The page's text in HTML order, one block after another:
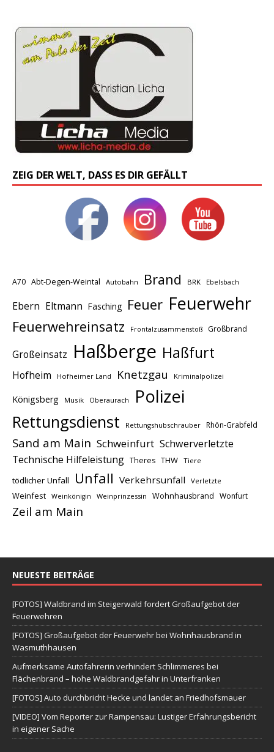
ZEIG DER WELT, DASS ES DIR GEFÄLLT
A70 Abt-Degen-Weintal Autobahn Brand BRK Ebelsbach
Ebern Eltmann Fasching Feuer Feuerwehr
Feuerwehreinsatz Frontalzusammenstoß Großbrand
Großeinsatz Haßberge Haßfurt
Hofheim Hofheimer Land Knetzgau Kriminalpolizei
Königsberg Musik Oberaurach Polizei
Rettungsdienst Rettungshubschrauber Rhön-Grabfeld
Sand am Main Schweinfurt Schwerverletzte
Technische Hilfeleistung Theres THW Tiere
tödlicher Unfall Unfall Verkehrsunfall Verletzte
Weinfest Weinkönigin Weinprinzessin Wohnhausbrand Wonfurt
Zeil am Main
NEUESTE BEITRÄGE
[FOTOS] Waldbrand im Steigerwald fordert Großaufgebot der
Feuerwehren
[FOTOS] Großaufgebot der Feuerwehr bei Wohnhausbrand in
Wasmuthhausen
Aufmerksame Autofahrerin verhindert Schlimmeres bei
Flächenbrand – hohe Waldbrandgefahr in Unterfranken
[FOTOS] Auto durchbricht Hecke und landet an Friedhofsmauer
[VIDEO] Vom Reporter zur Rampensau: Lustiger Erfahrungsbericht
in eigener Sache